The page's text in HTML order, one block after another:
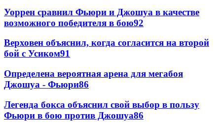
Уоррен сравнил Фьюри и Джошуа в качестве
возможного победителя в бою92
Верховен объяснил, когда согласится на второй
бой с Усиком91
Определена вероятная арена для мегабоя
Джошуа - Фьюри86
Легенда бокса объяснил свой выбор в пользу
Фьюри в бою против Джошуа86